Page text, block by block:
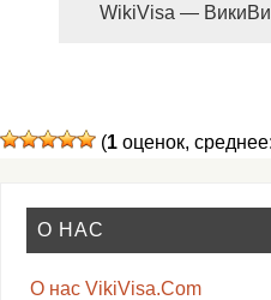
WikiVisa —
(1 оценок, среднее:
О НАС
О нас VikiVisa.Com